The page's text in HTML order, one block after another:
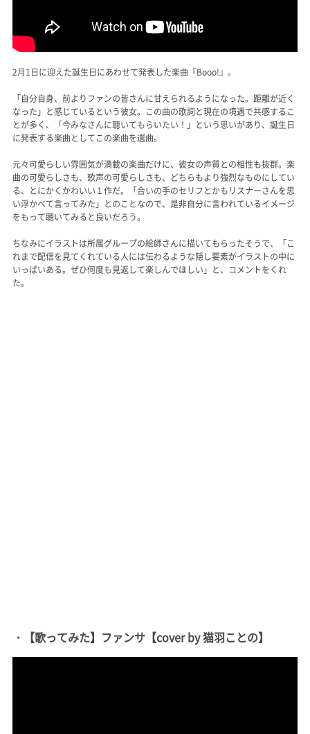
2月1日に迎えた誕生日にあわせて発表した楽曲『Booo!』。
「自分自身、前よりファンの皆さんに甘えられるようになった。距離が近く
なった」と感じているという彼女。この曲の歌詞と現在の境遇で共感するこ
とが多く、「今みなさんに聴いてもらいたい！」という思いがあり、誕生日
に発表する楽曲としてこの楽曲を選曲。
元々可愛らしい雰囲気が満載の楽曲だけに、彼女の声質との相性も抜群。楽
曲の可愛らしさも、歌声の可愛らしさも、どちらもより強烈なものにしてい
る、とにかくかわいい１作だ。「合いの手のセリフとかもリスナーさんを思
い浮かべて言ってみた」とのことなので、是非自分に言われているイメージ
をもって聴いてみると良いだろう。
ちなみにイラストは所属グループの絵師さんに描いてもらったそうで、「こ
れまで配信を見てくれている人には伝わるような隠し要素がイラストの中に
いっぱいある。ぜひ何度も見返して楽しんでほしい」と、コメントをくれ
た。
・【歌ってみた】ファンサ【cover by 猫羽ことの】